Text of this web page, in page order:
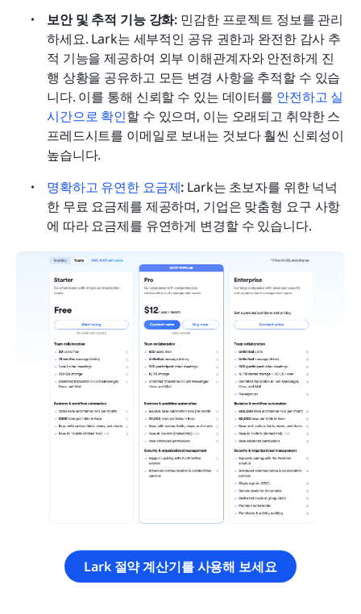
보안 및 추적 기능 강화: 민감한 프로젝트 정보를 관리
하세요. Lark는 세부적인 공유 권한과 완전한 감사 추
적 기능을 제공하여 외부 이해관계자와 안전하게 진
행 상황을 공유하고 모든 변경 사항을 추적할 수 있습
니다. 이를 통해 신뢰할 수 있는 데이터를 안전하고 실
시간으로 확인할 수 있으며, 이는 오래되고 취약한 스
프레드시트를 이메일로 보내는 것보다 훨씬 신뢰성이
높습니다.
명확하고 유연한 요금제: Lark는 초보자를 위한 넉넉
한 무료 요금제를 제공하며, 기업은 맞춤형 요구 사항
에 따라 요금제를 유연하게 변경할 수 있습니다.
Lark 절약 계산기를 사용해 보세요